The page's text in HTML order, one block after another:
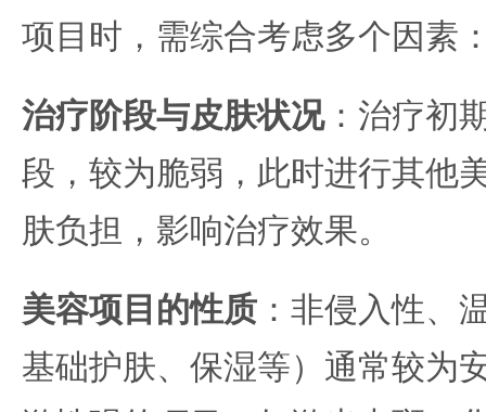
项目时，需综合考虑多个因素
治疗阶段与皮肤状况：治疗初
段，较为脆弱，此时进行其他
肤负担，影响治疗效果。
美容项目的性质 ：非侵入性、
基础护肤、保湿等）通常较为